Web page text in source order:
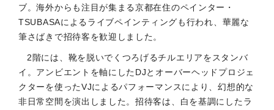
ブ。海外からも注目が集まる京都在住のペインター・
TSUBASAによるライブペインティングも行われ、華麗な
筆さばきで招待客を歓迎しました。
2階には、靴を脱いでくつろげるチルエリアをスタンバ
イ。アンビエントを軸にしたDJとオーバーヘッドプロジェ
クターを使ったVJによるパフォーマンスにより、幻想的な
非日常空間を演出しました。招待客は、白を基調にしたラ